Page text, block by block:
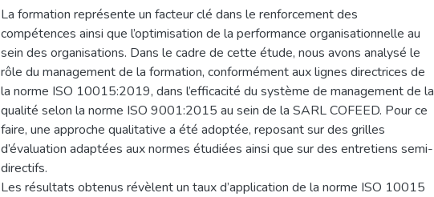
La formation représente un facteur clé dans le renforcement des
compétences ainsi que l’optimisation de la performance organisationnelle au
sein des organisations. Dans le cadre de cette étude, nous avons analysé le
rôle du management de la formation, conformément aux lignes directrices de
la norme ISO 10015:2019, dans l’efficacité du système de management de la
qualité selon la norme ISO 9001:2015 au sein de la SARL COFEED. Pour ce
faire, une approche qualitative a été adoptée, reposant sur des grilles
d’évaluation adaptées aux normes étudiées ainsi que sur des entretiens semi-
directifs.
Les résultats obtenus révèlent un taux d’application de la norme ISO 10015